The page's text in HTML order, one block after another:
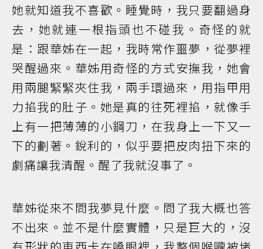
她就知道我不喜歡。睡覺時，我只要翻過身
去，她就連一根指頭也不碰我。奇怪的就
是：跟華姊在一起，我時常作噩夢，從夢裡
哭醒過來。華姊用奇怪的方式安撫我，她會
用兩腿緊緊夾住我，兩手環過來，用指甲用
力掐我的肚子。她是真的往死裡掐，就像手
上有一把薄薄的小鋼刀，在我身上一下又一
下的劃著。銳利的，似乎要把皮肉扭下來的
劇痛讓我清醒。醒了我就沒事了。
華姊從來不問我夢見什麼。問了我大概也答
不出來。並不是什麼實體，只是巨大的，沒